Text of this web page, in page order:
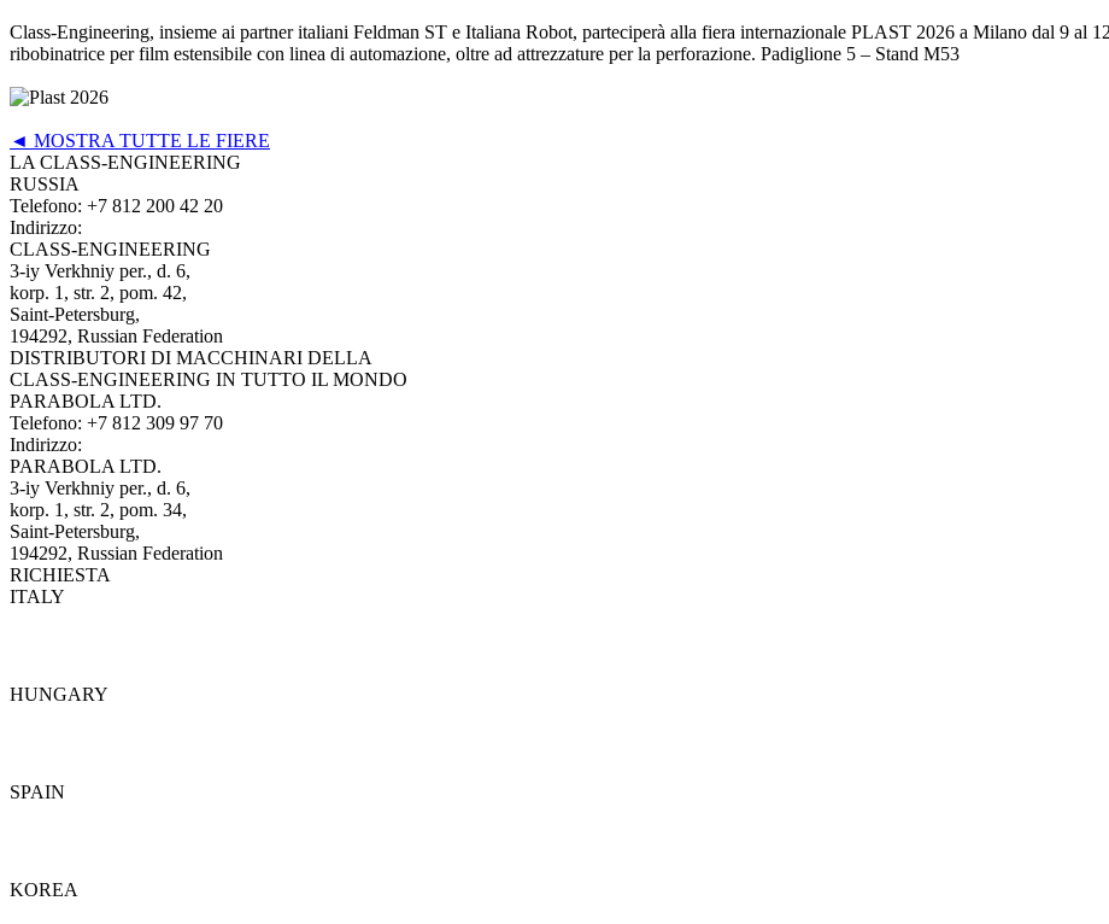
Class-Engineering, insieme ai partner italiani Feldman ST e Italiana Robot, parteciperà alla fiera internazionale PLAST 2026 a Milano dal 9 al
ribobinatrice per film estensibile con linea di automazione, oltre ad attrezzature per la perforazione. Padiglione 5 – Stand M53
◄ MOSTRA TUTTE LE FIERE
LA CLASS-ENGINEERING
RUSSIA
Telefono: +7 812 200 42 20
Indirizzo:
CLASS-ENGINEERING
3-iy Verkhniy per., d. 6,
korp. 1, str. 2, pom. 42,
Saint-Petersburg,
194292, Russian Federation
DISTRIBUTORI DI MACCHINARI DELLA
CLASS-ENGINEERING IN TUTTO IL MONDO
PARABOLA LTD.
Telefono: +7 812 309 97 70
Indirizzo:
PARABOLA LTD.
3-iy Verkhniy per., d. 6,
korp. 1, str. 2, pom. 34,
Saint-Petersburg,
194292, Russian Federation
RICHIESTA
ITALY
HUNGARY
SPAIN
KOREA